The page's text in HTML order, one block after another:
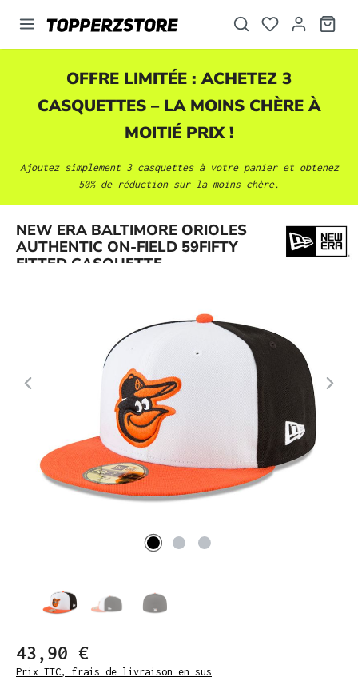
principal
OFFRE LIMITÉE : ACHETEZ 3
CASQUETTES – LA MOINS CHÈRE À
MOITIÉ PRIX !
Ajoutez simplement 3 casquettesà votre panier et obtenez
50% de réduction sur la moins chère.
NEW ERA BALTIMORE ORIOLES
AUTHENTIC ON-FIELD 59FIFTY
FITTED CASQUETTE
43,90 €
Prix TTC, frais de livraison en sus